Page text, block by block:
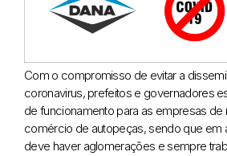
Com o compromisso de evitar a
coronavirus, prefeitos e governadores
de funcionamento para as empresas de
comércio de autopeças, sendo que em
deve haver aglomerações e sempre